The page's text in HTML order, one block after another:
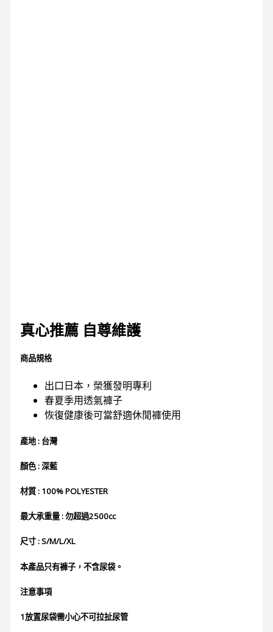
真心推薦 自尊維護
商品規格
出口日本，榮獲發明專利
春夏季用透氣褲子
恢復健康後可當舒適休閒褲使用
產地 : 台灣
顏色 : 深藍
材質 : 100% POLYESTER
最大承重量 : 勿超過2500cc
尺寸 : S/M/L/XL
本產品只有褲子，不含尿袋。
注意事項
1放置尿袋需小心不可拉扯尿管